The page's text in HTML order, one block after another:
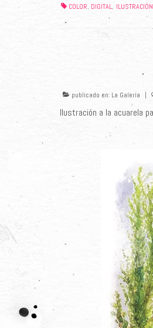
COLOR, DIGITAL, ILUSTRACIÓN
publicado en: La Galería
Ilustración a la acuarela